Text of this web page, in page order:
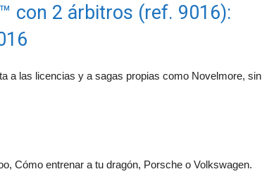
con 2 árbitros (ref. 9016):
a las licencias y a sagas propias como Novelmore, sin
Cómo entrenar a tu dragón, Porsche o Volkswagen.